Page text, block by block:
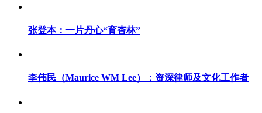
张登本：一片丹心“育杏林”
李伟民（Maurice WM Lee）：资深律师及文化工作者